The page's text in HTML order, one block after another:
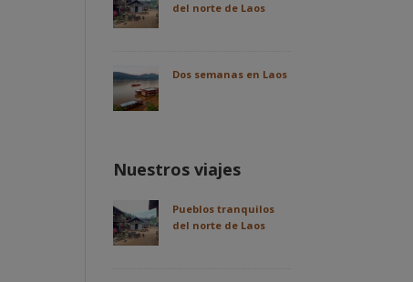
del norte de Laos
Dos semanas en Laos
Nuestros viajes
Pueblos tranquilos
del norte de Laos